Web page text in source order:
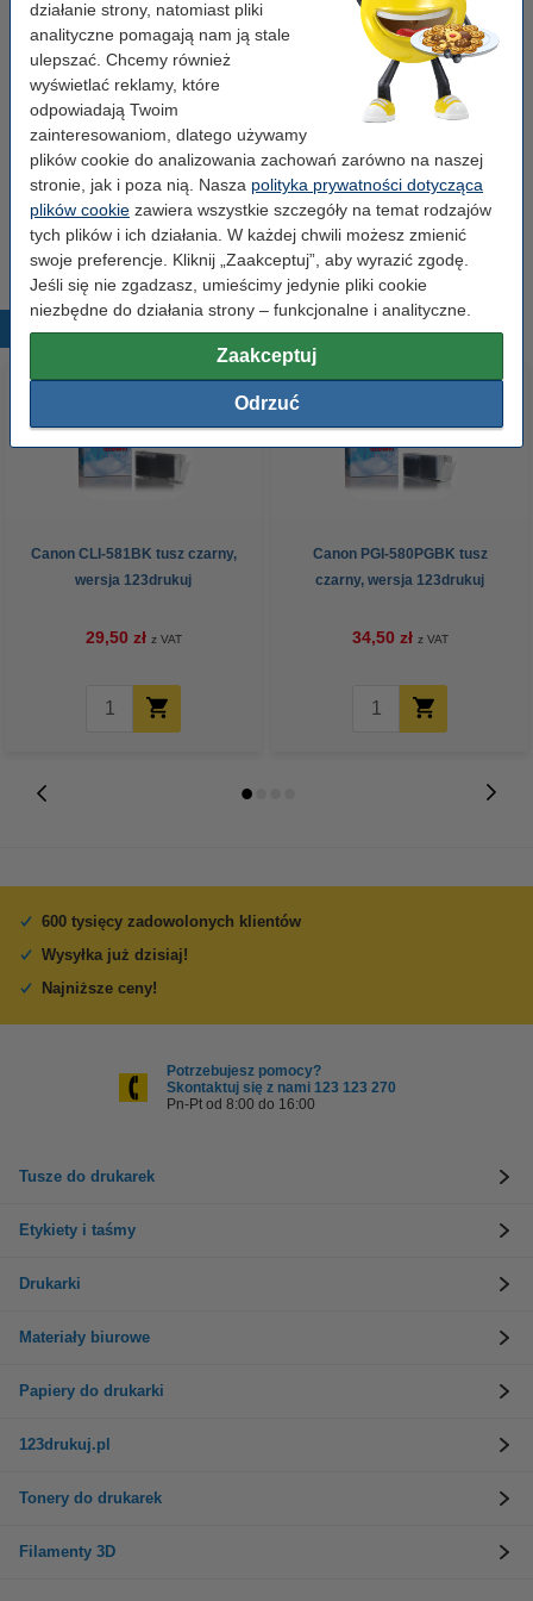
działanie strony, natomiast pliki
analityczne pomagają nam ją stale
ulepszać. Chcemy również
wyświetlać reklamy, które
odpowiadają Twoim
zainteresowaniom, dlatego używamy
plików cookie do analizowania zachowań zarówno na naszej
stronie, jak i poza nią. Nasza polityka prywatności dotycząca
plików cookie zawiera wszystkie szczegóły na temat rodzajów
tych plików i ich działania. W każdej chwili możesz zmienić
swoje preferencje. Kliknij „Zaakceptuj”, aby wyrazić zgodę.
Jeśli się nie zgadzasz, umieścimy jedynie pliki cookie
niezbędne do działania strony – funkcjonalne i analityczne.
Zaakceptuj
Odrzuć
Kolor: czarny (2x) i kolorowy (3x)
Pojemność:
Rodzaj: opakowanie zbiorcze
Pojemność: standard
Numer: 2078C005
Popularne produkty
Canon CLI-581BK tusz czarny,
wersja 123drukuj
29,50 zł z VAT
Canon PGI-580PGBK tusz
czarny, wersja 123drukuj
34,50 zł z VAT
600 tysięcy zadowolonych klientów
Wysyłka już dzisiaj!
Najniższe ceny!
Potrzebujesz pomocy?
Skontaktuj się z nami 123 123 270
Pn-Pt od 8:00 do 16:00
Tusze do drukarek
Etykiety i taśmy
Drukarki
Materiały biurowe
Papiery do drukarki
123drukuj.pl
Tonery do drukarek
Filamenty 3D